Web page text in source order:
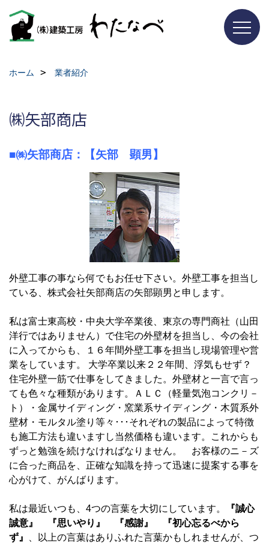
ホーム 業者紹介
㈱矢部商店
■㈱矢部商店：【矢部 顕男】
外壁工事の事なら何でもお任せ下さい。外壁工事を担当し
ている、株式会社矢部商店の矢部顕男と申します。
私は富士東高校・中央大学卒業後、東京の専門商社（山田
洋行ではありません）で住宅の外壁材を担当し、今の会社
に入ってからも、１６年間外壁工事を担当し現場管理や営
業をしています。 大学卒業以来２２年間、浮気もせず？
住宅外壁一筋で仕事をしてきました。外壁材と一言で言っ
ても色々な種類があります。ＡＬＣ（軽量気泡コンクリ－
ト）・金属サイディング・窯業系サイディング・木質系外
壁材・モルタル塗り等々･･･それぞれの製品によって特徴
も施工方法も違いますし当然価格も違います。これからも
ずっと勉強を続けなければなりません。 お客様のニ－ズ
に合った商品を、正確な知識を持って迅速に提案する事を
心がけて、がんばります。
私は最近いつも、4つの言葉を大切にしています。
『誠心
誠意』 『思いやり』 『感謝』 『初心忘るべから
ず』
、以上の言葉はありふれた言葉かもしれませんが、つ